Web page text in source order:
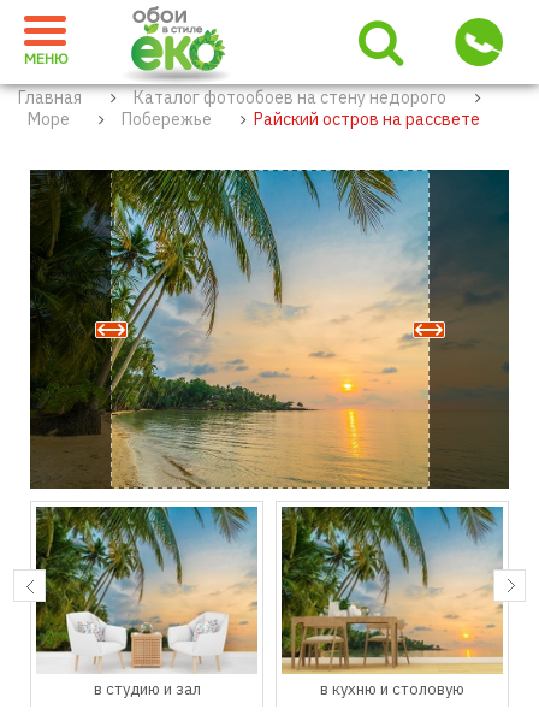
МЕНЮ
Главная
Каталог фотообоев на стену недорого
Море
Побережье Райский остров на рассвете
в студию и зал в кухню и столовую